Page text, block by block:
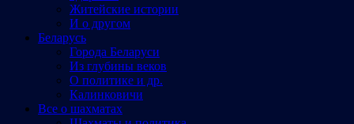
Житейские истории
И о другом
Беларусь
Города Беларуси
Из глубины веков
О политике и др.
Калинковичи
Все о шахматах